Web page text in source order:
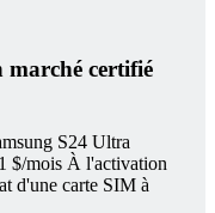
marché certifié
S24 Ultra
$/mois À l'activation
d'une carte SIM à